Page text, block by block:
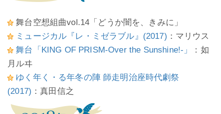
舞台空想組曲vol.14「どうか闇を、きみに」
ミュージカル『レ・ミゼラブル』(2017) ：マリウス
舞台「KING OF PRISM-Over the Sunshine!-」
：如
月ルヰ
ゆく年く・る年冬の陣 師走明治座時代劇祭
(2017) ：真田信之